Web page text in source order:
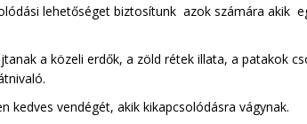
lehetőséget biztosítunk azok számára akik
a közeli erdők, a zöld rétek illata, a patakok
kedves vendégét, akik kikapcsolódásra vágynak.